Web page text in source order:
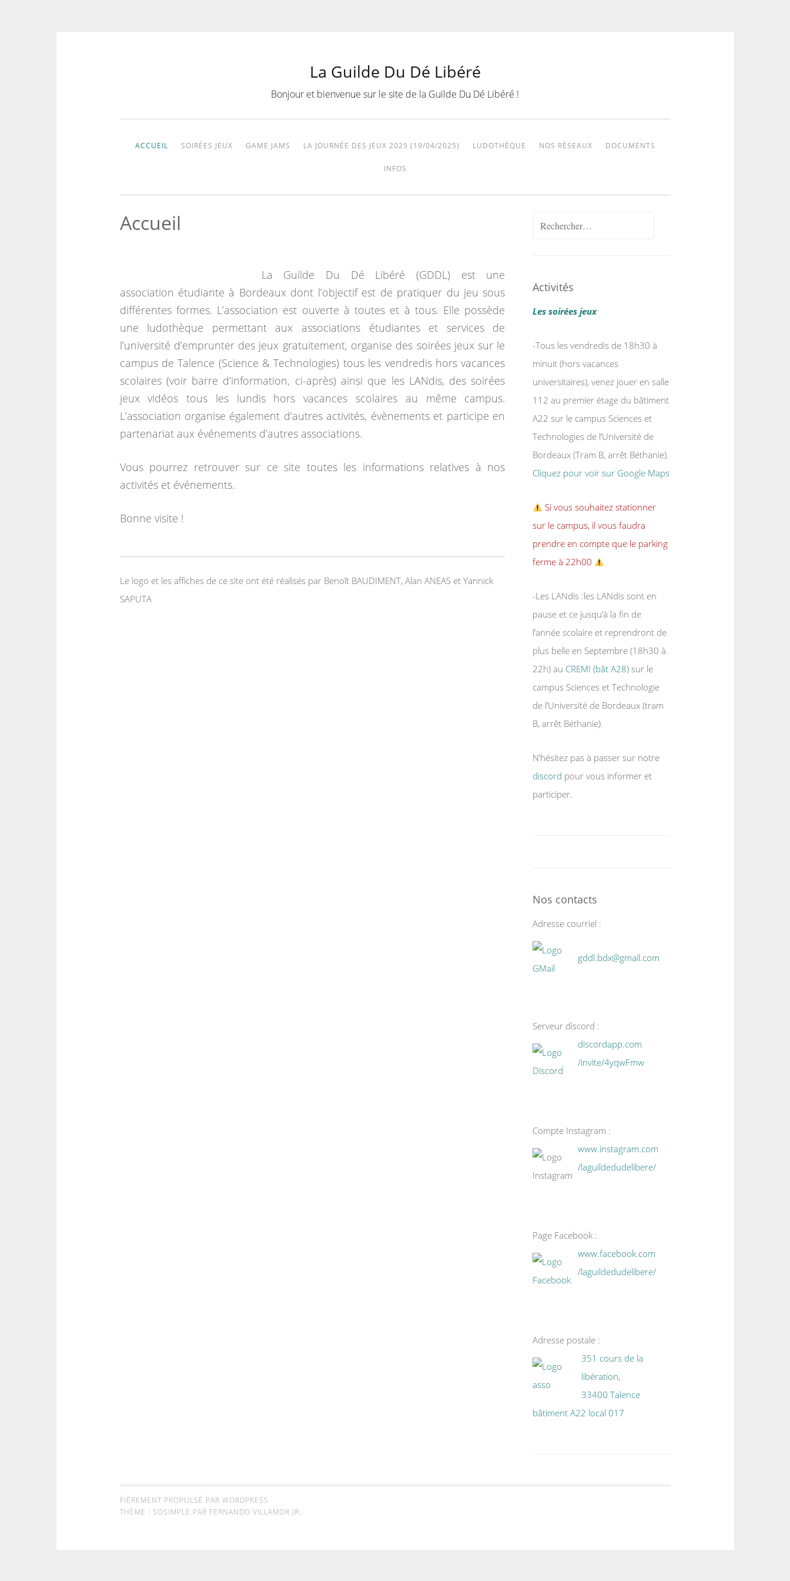
La Guilde Du Dé Libéré
Bonjour et bienvenue sur le site de la Guilde Du Dé Libéré !
ACCUEIL SOIRÉES JEUX GAME JAMS LA JOURNÉE DES JEUX 2025 (19/04/2025) LUDOTHÈQUE NOS RÉSEAUX DOCUMENTS
INFOS
Accueil
La Guilde Du Dé Libéré (GDDL) est une
association étudiante à Bordeaux dont l’objectif est de pratiquer du jeu sous
différentes formes. L’association est ouverte à toutes et à tous. Elle possède
une ludothèque permettant aux associations étudiantes et services de
l’université d’emprunter des jeux gratuitement, organise des soirées jeux sur le
campus de Talence (Science & Technologies) tous les vendredis hors vacances
scolaires (voir barre d’information, ci-après) ainsi que les LANdis, des soirées
jeux vidéos tous les lundis hors vacances scolaires au même campus.
L’association organise également d’autres activités, évènements et participe en
partenariat aux événements d’autres associations.
Vous pourrez retrouver sur ce site toutes les informations relatives à nos
activités et événements.
Bonne visite !
Le logo et les affiches de ce site ont été réalisés par Benoît BAUDIMENT, Alan ANEAS et Yannick
SAPUTA
Rechercher :
Activités
Les soirées jeux
-Tous les vendredis de 18h30 à
minuit (hors vacances
universitaires), venez jouer en salle
112 au premier étage du bâtiment
A22 sur le campus Sciences et
Technologies de l’Université de
Bordeaux (Tram B, arrêt Béthanie).
Cliquez pour voir sur Google Maps
Si vous souhaitez stationner
sur le campus, il vous faudra
prendre en compte que le parking
ferme à 22h00
-Les LANdis :les LANdis sont en
pause et ce jusqu’à la fin de
l’année scolaire et reprendront de
plus belle en Septembre (18h30 à
22h) au CREMI (bât A28) sur le
campus Sciences et Technologie
de l’Université de Bordeaux (tram
B, arrêt Béthanie).
N’hésitez pas à passer sur notre
discord pour vous informer et
participer.
Nos contacts
Adresse courriel :
gddl.bdx@gmail.com
Serveur discord :
discordapp.com
/invite/4yqwFmw
Compte Instagram :
www.instagram.com
/laguildedudelibere/
Page Facebook :
www.facebook.com
/laguildedudelibere/
Adresse postale :
351 cours de la
libération,
33400 Talence
bâtiment A22 local 017
FIÈREMENT PROPULSÉ PAR WORDPRESS
THÈME : SOSIMPLE PAR FERNANDO VILLAMOR JR..